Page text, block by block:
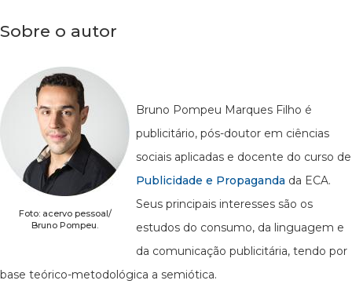
Sobre o autor
Foto: acervo pessoal/
Bruno Pompeu.
Bruno Pompeu Marques Filho é
publicitário, pós-doutor em ciências
sociais aplicadas e docente do curso de
Publicidade e Propaganda da ECA.
Seus principais interesses são os
estudos do consumo, da linguagem e
da comunicação publicitária, tendo por
base teórico-metodológica a semiótica.